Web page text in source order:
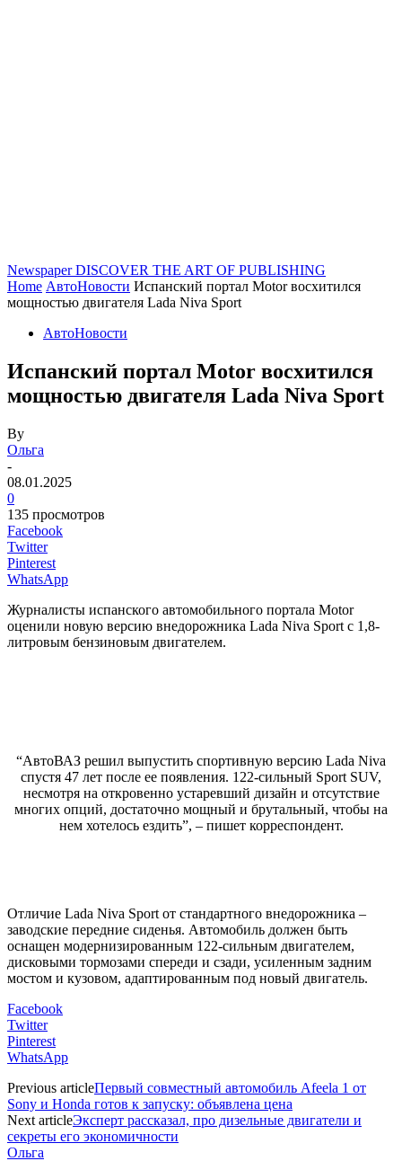
Newspaper DISCOVER THE ART OF PUBLISHING
Home АвтоНовости Испанский портал Motor восхитился
мощностью двигателя Lada Niva Sport
АвтоНовости
Испанский портал Motor восхитился
мощностью двигателя Lada Niva Sport
By
Ольга
-
08.01.2025
0
135 просмотров
Facebook
Twitter
Pinterest
WhatsApp
Журналисты испанского автомобильного портала Motor
оценили новую версию внедорожника Lada Niva Sport с 1,8-
литровым бензиновым двигателем.
“АвтоВАЗ решил выпустить спортивную версию Lada Niva
спустя 47 лет после ее появления. 122-сильный Sport SUV,
несмотря на откровенно устаревший дизайн и отсутствие
многих опций, достаточно мощный и брутальный, чтобы на
нем хотелось ездить”, – пишет корреспондент.
Отличие Lada Niva Sport от стандартного внедорожника –
заводские передние сиденья. Автомобиль должен быть
оснащен модернизированным 122-сильным двигателем,
дисковыми тормозами спереди и сзади, усиленным задним
мостом и кузовом, адаптированным под новый двигатель.
Facebook
Twitter
Pinterest
WhatsApp
Previous articleПервый совместный автомобиль Afeela 1 от
Sony и Honda готов к запуску: объявлена цена
Next articleЭксперт рассказал, про дизельные двигатели и
секреты его экономичности
Ольга